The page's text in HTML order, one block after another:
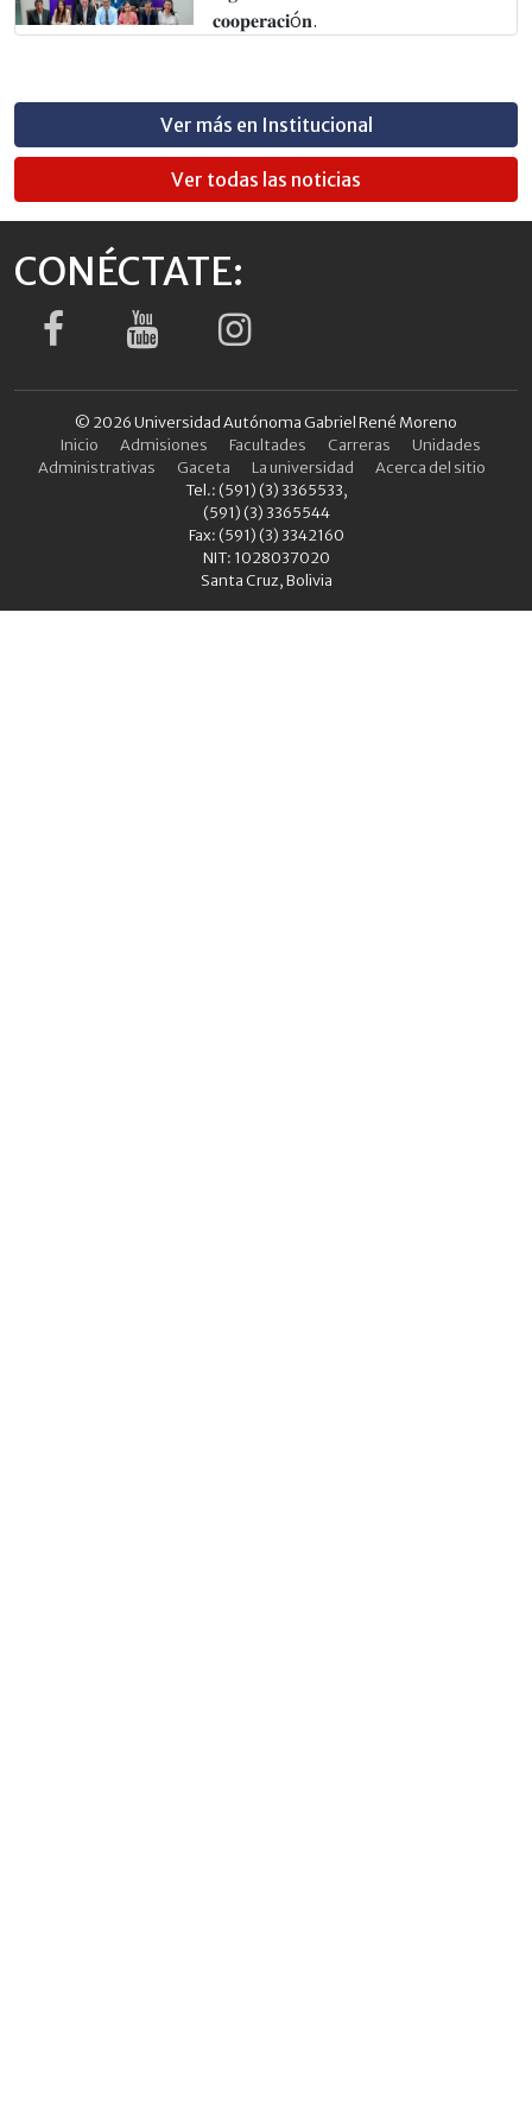
𝐜𝐨𝐨𝐩𝐞𝐫𝐚𝐜𝐢ó𝐧.
Ver más en Institucional
Ver todas las noticias
CONÉCTATE:
© 2026 Universidad Autónoma Gabriel René Moreno
Inicio
Admisiones Facultades Carreras
Unidades
Administrativas
Gaceta La universidad
Acerca del sitio
Tel.: (591) (3) 3365533,
(591) (3) 3365544
Fax: (591) (3) 3342160
NIT: 1028037020
Santa Cruz, Bolivia